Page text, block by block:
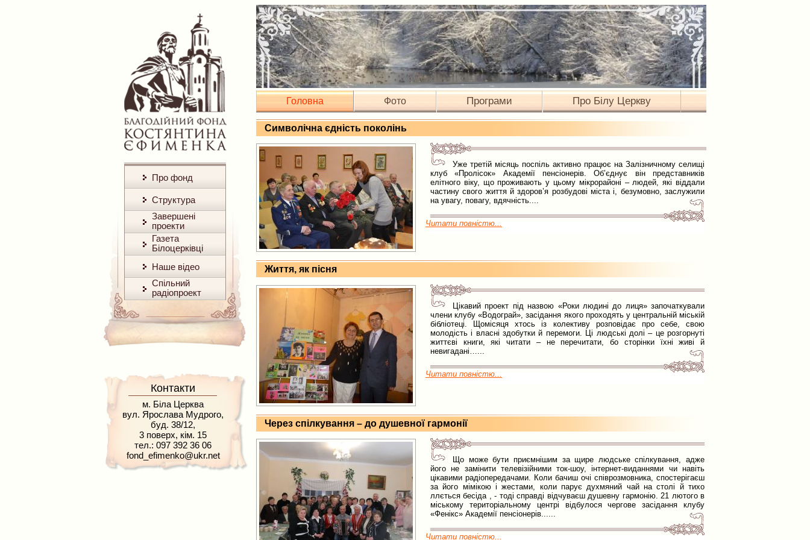
Головна Фото Програми Про Білу Церкву
Про фонд
Структура
Завершені
проекти
Газета
Білоцерківці
Наше відео
Спільний
радіопроект
Контакти
м. Біла Церква
вул. Ярослава Мудрого,
буд. 38/12,
3 поверх, кім. 15
тел.: 097 392 36 06
fond_efimenko@ukr.net
Символічна єдність поколінь
Уже третій місяць поспіль активно працює на Залізничному селищі
клуб «Пролісок» Академії пенсіонерів. Об’єднує він представників
елітного віку, що проживають у цьому мікрорайоні – людей, які віддали
частину свого життя й здоров’я розбудові міста і, безумовно, заслужили
на увагу, повагу, вдячність....
Читати повністю...
Життя, як пісня
Цікавий проект під назвою «Роки людині до лиця» започаткували
члени клубу «Водограй», засідання якого проходять у центральній міській
бібліотеці. Щомісяця хтось із колективу розповідає про себе, свою
молодість і власні здобутки й перемоги. Ці людські долі – це розгорнуті
життєві книги, які читати – не перечитати, бо сторінки їхні живі й
невигадані…...
Читати повністю...
Через спілкування – до душевної гармонії
Що може бути приємнішим за щире людське спілкування, адже
його не замінити телевізійними ток-шоу, інтернет-виданнями чи навіть
цікавими радіопередачами. Коли бачиш очі співрозмовника, спостерігаєш
за його мімікою і жестами, коли парує духмяний чай на столі й тихо
ллється бесіда , - тоді справді відчуваєш душевну гармонію. 21 лютого в
міському територіальному центрі відбулося чергове засідання клубу
«Фенікс» Академії пенсіонерів......
Читати повністю...